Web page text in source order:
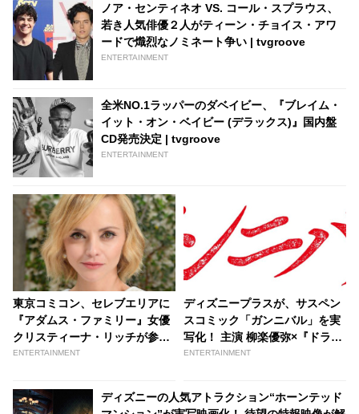
ノア・センティネオ VS. コール・スプラウス、
若き人気俳優２人がティーン・チョイス・アワ
ードで熾烈なノミネート争い | tvgroove
ENTERTAINMENT
全米NO.1ラッパーのダベイビー、『ブレイム・
イット・オン・ベイビー (デラックス)』国内盤
CD発売決定 | tvgroove
ENTERTAINMENT
東京コミコン、セレブエリアに
『アダムス・ファミリー』女優
クリスティーナ・リッチが参加
決定 | tvgroove
ENTERTAINMENT
ディズニープラスが、サスペン
スコミック「ガンニバル」を実
写化！ 主演 柳楽優弥×『ドライ
ブ・マイ・カー』等の鬼才クリ
ENTERTAINMENT
ディズニーの人気アトラクション“ホーンテッド